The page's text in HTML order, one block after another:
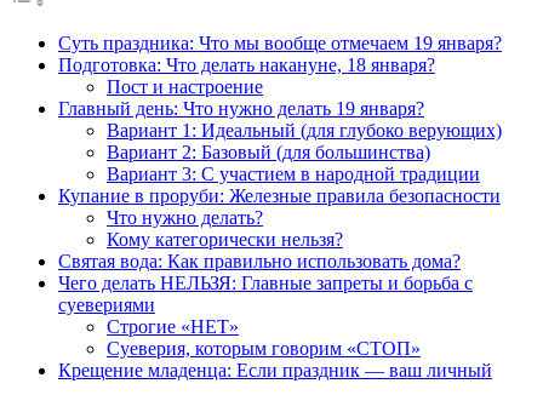
Суть праздника: Что мы вообще отмечаем 19 января?
Подготовка: Что делать накануне, 18 января?
Пост и настроение
Главный день: Что нужно делать 19 января?
Вариант 1: Идеальный (для глубоко верующих)
Вариант 2: Базовый (для большинства)
Вариант 3: С участием в народной традиции
Купание в проруби: Железные правила безопасности
Что нужно делать?
Кому категорически нельзя?
Святая вода: Как правильно использовать дома?
Чего делать НЕЛЬЗЯ: Главные запреты и борьба с
суевериями
Строгие «НЕТ»
Суеверия, которым говорим «СТОП»
Крещение младенца: Если праздник — ваш личный